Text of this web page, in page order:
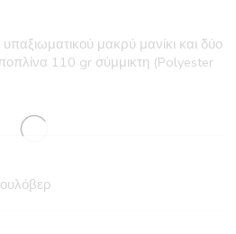
μακρύ μανίκι και δύο
110 gr σύμμικτη (Polyester